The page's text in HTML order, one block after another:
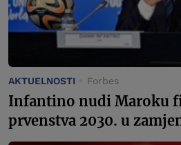
AKTUELNOSTI Forbes
Infantino nudi Maroku
prvenstva 2030. u